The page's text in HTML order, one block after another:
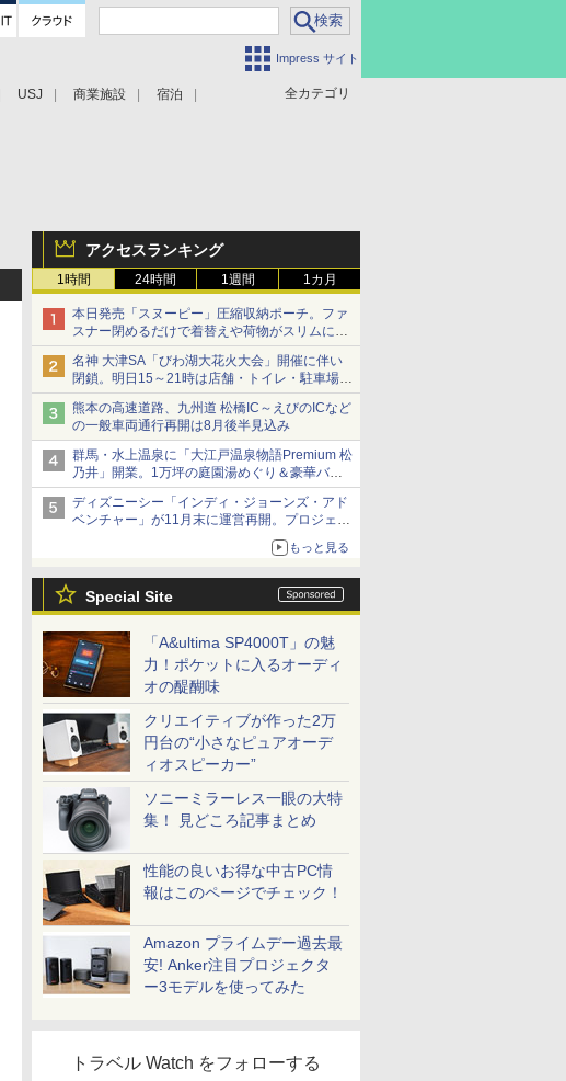
Impress サイト
全カテゴリ
USJ 商業施設 宿泊
アクセスランキング
1時間 24時間 1週間 1カ月
本日発売「スヌーピー」圧縮収納ポーチ。ファ
スナー閉めるだけで着替えや荷物がスリムにま
とまる
名神 大津SA「びわ湖大花火大会」開催に伴い
閉鎖。明日15～21時は店舗・トイレ・駐車場の
利用不可
熊本の高速道路、九州道 松橋IC～えびのICなど
の一般車両通行再開は8月後半見込み
群馬・水上温泉に「大江戸温泉物語Premium 松
乃井」開業。1万坪の庭園湯めぐり＆豪華バイ
キングを体験してきた！
ディズニーシー「インディ・ジョーンズ・アド
ベンチャー」が11月末に運営再開。プロジェク
ションマッピングを追加、DPAは1500円
もっと見る
Special Site
「A&ultima SP4000T」の魅
力！ポケットに入るオーディ
オの醍醐味
クリエイティブが作った2万
円台の“小さなピュアオーデ
ィオスピーカー”
ソニーミラーレス一眼の大特
集！ 見どころ記事まとめ
性能の良いお得な中古PC情
報はこのページでチェック！
Amazon プライムデー過去最
安! Anker注目プロジェクタ
ー3モデルを使ってみた
トラベル Watch をフォローする